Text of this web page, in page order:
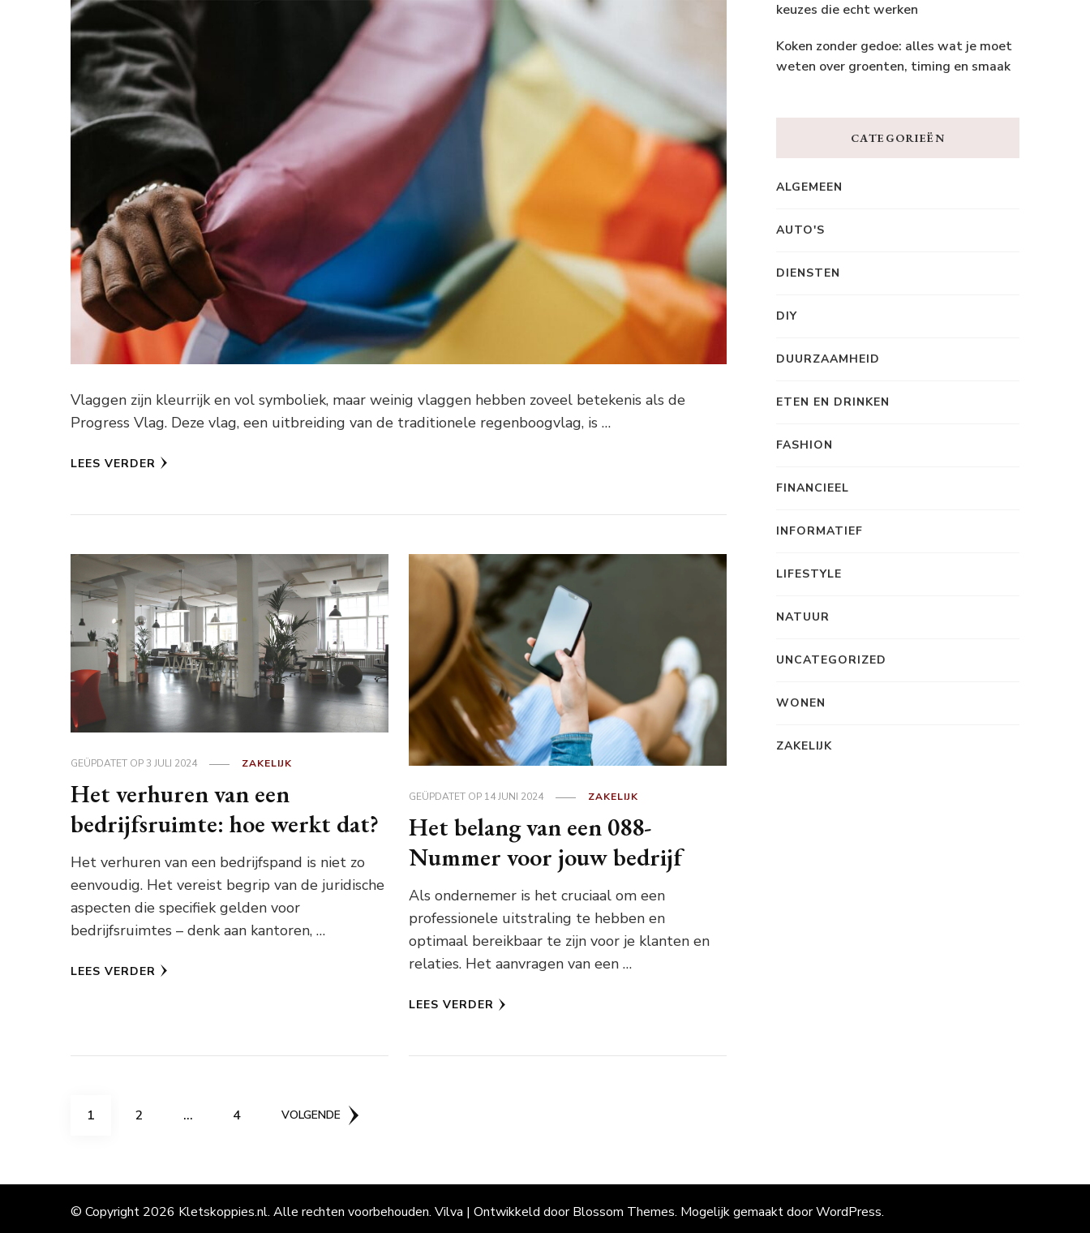
Vlaggen zijn kleurrijk en vol symboliek, maar weinig vlaggen hebben zoveel betekenis als de
Progress Vlag. Deze vlag, een uitbreiding van de traditionele regenboogvlag, is …
LEES VERDER
GEÜPDATET OP 3 JULI 2024 ZAKELIJK
Het verhuren van een
bedrijfsruimte: hoe werkt dat?
Het verhuren van een bedrijfspand is niet zo
eenvoudig. Het vereist begrip van de juridische
aspecten die specifiek gelden voor
bedrijfsruimtes – denk aan kantoren, …
LEES VERDER
GEÜPDATET OP 14 JUNI 2024 ZAKELIJK
Het belang van een 088-
Nummer voor jouw bedrijf
Als ondernemer is het cruciaal om een
professionele uitstraling te hebben en
optimaal bereikbaar te zijn voor je klanten en
relaties. Het aanvragen van een …
LEES VERDER
Berichten
PAGINA
1 PAGINA
2 … PAGINA
4 VOLGENDE
keuzes die echt werken
Koken zonder gedoe: alles wat je moet
weten over groenten, timing en smaak
CATEGORIEËN
ALGEMEEN
AUTO'S
DIENSTEN
DIY
DUURZAAMHEID
ETEN EN DRINKEN
FASHION
FINANCIEEL
INFORMATIEF
LIFESTYLE
NATUUR
UNCATEGORIZED
WONEN
ZAKELIJK
© Copyright 2026 Kletskoppies.nl. Alle rechten voorbehouden. Vilva | Ontwikkeld doorBlossom Themes. Mogelijk gemaakt doorWordPress.